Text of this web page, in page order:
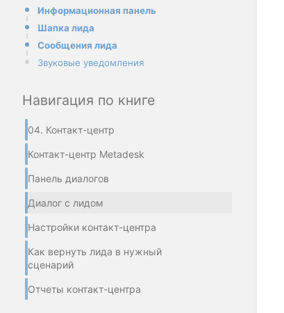
Информационная панель
Шапка лида
Сообщения лида
Звуковые уведомления
Навигация по книге
04. Контакт-центр
Контакт-центр Metadesk
Панель диалогов
Диалог с лидом
Настройки контакт-центра
Как вернуть лида в нужный
сценарий
Отчеты контакт-центра